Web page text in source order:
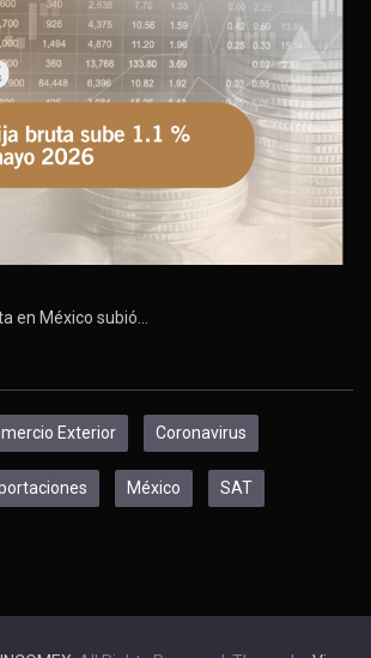
en México subió…
Exterior Coronavirus
México SAT